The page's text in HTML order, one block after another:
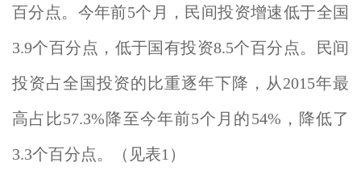
百分点。今年前5个月，民间投资增速低于全国
3.9个百分点，低于国有投资8.5个百分点。民间
投资占全国投资的比重逐年下降，从2015年最
高占比57.3%降至今年前5个月的54%，降低了
3.3个百分点。（见表1）